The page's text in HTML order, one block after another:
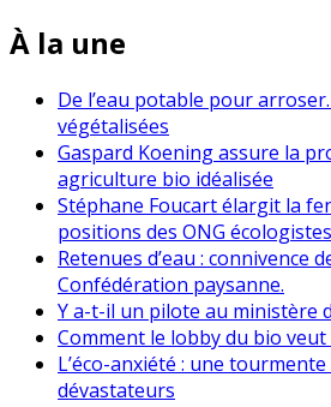
À la une
De l’eau potable pour
végétalisées
Gaspard Koening assure la
agriculture bio idéalisée
Stéphane Foucart élargit la
positions des ONG
Retenues d’eau : connivence
Confédération paysanne.
Y a-t-il un pilote au ministère
Comment le lobby du bio veut
L’éco-anxiété : une
dévastateurs